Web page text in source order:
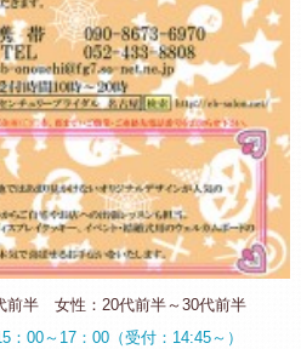
前半 女性：20代前半～30代前半
00～17：00（受付：14:45～）